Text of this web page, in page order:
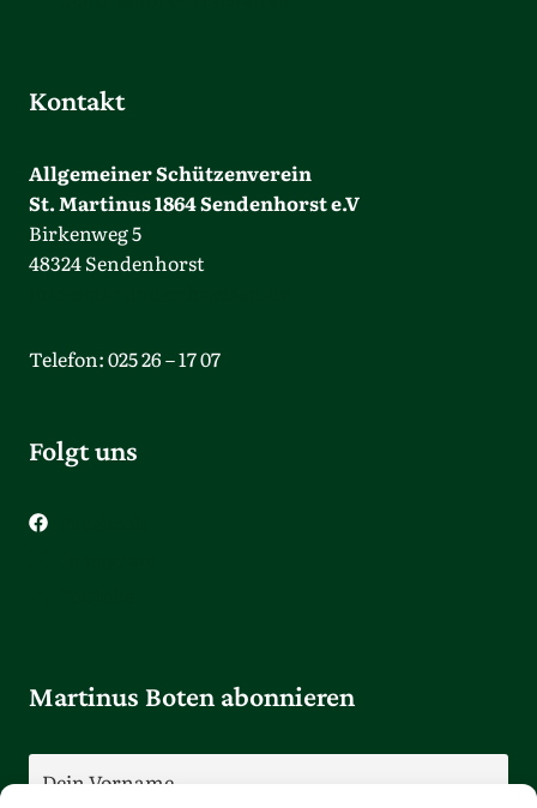
Kontakt
Allgemeiner Schützenverein
St. Martinus 1864 Sendenhorst e.V
Birkenweg 5
48324 Sendenhorst
Telefon: 025 26 – 17 07
Folgt uns
Martinus Boten abonnieren